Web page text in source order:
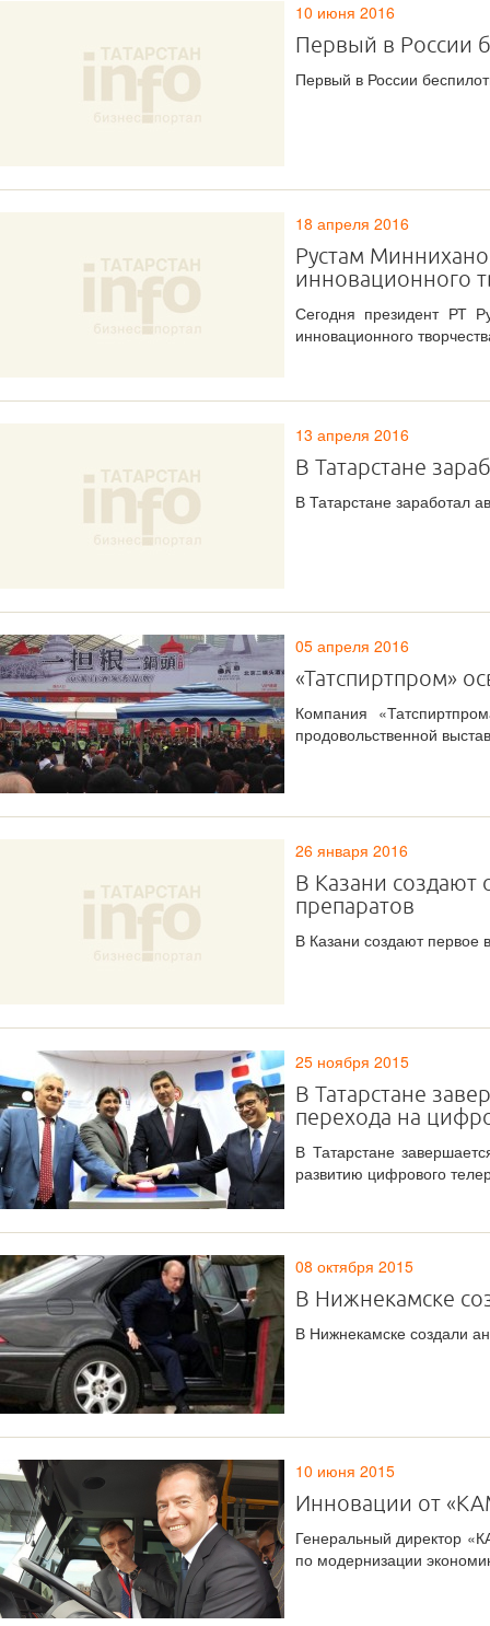
10 июня 2016
Первый в России
Первый в России
18 апреля 2016
Рустам
инновационного
Сегодня президент РТ
инновационного
13 апреля 2016
В Татарстане
В Татарстане заработал
05 апреля 2016
«Татспиртпром»
Компания
продовольственной
26 января 2016
В Казани создают
препаратов
В Казани создают первое
25 ноября 2015
В Татарстане
перехода на
В Татарстане
развитию цифрового
08 октября 2015
В Нижнекамске
В Нижнекамске создали
10 июня 2015
Инновации от
Генеральный директор
по модернизации